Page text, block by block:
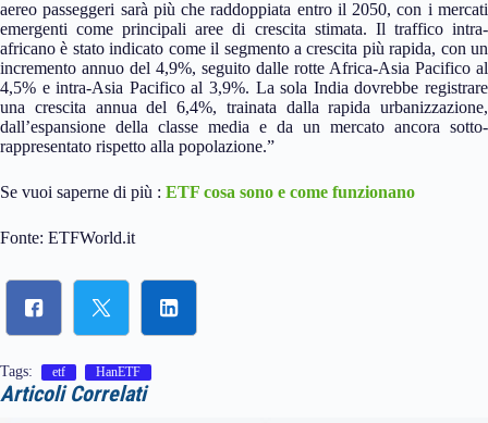
aereo passeggeri sarà più che raddoppiata entro il 2050, con i mercati
emergenti come principali aree di crescita stimata. Il traffico intra-
africano è stato indicato come il segmento a crescita più rapida, con un
incremento annuo del 4,9%, seguito dalle rotte Africa-Asia Pacifico al
4,5% e intra-Asia Pacifico al 3,9%. La sola India dovrebbe registrare
una crescita annua del 6,4%, trainata dalla rapida urbanizzazione,
dall’espansione della classe media e da un mercato ancora sotto-
rappresentato rispetto alla popolazione.”
Se vuoi saperne di più : ETF cosa sono e come funzionano
Fonte: ETFWorld.it
Tags: etf HanETF
Articoli Correlati